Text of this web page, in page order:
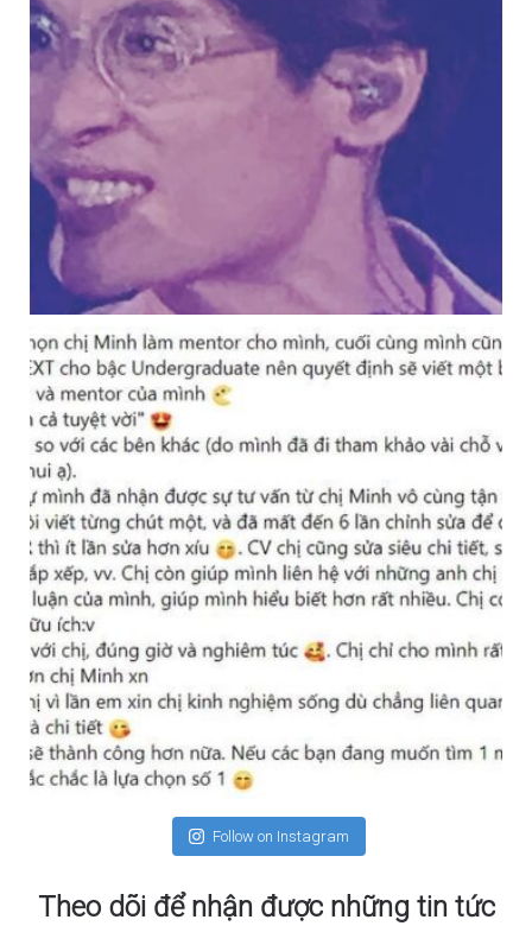
Follow on Instagram
Theo dõi để nhận được những tin tức